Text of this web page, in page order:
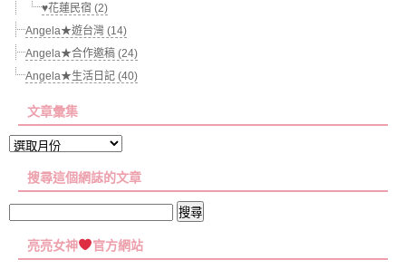
♥花蓮民宿 (2)
Angela★遊台灣 (14)
Angela★合作邀稿 (24)
Angela★生活日記 (40)
文章彙集
文
彙
搜尋這個網誌的文章
關
亮亮女神 官方網站